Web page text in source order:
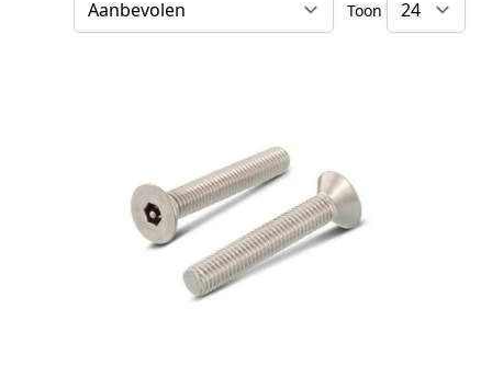
Sorteer op
Toon